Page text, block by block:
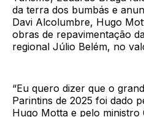
da terra dos bumbás e
Davi Alcolumbre, Hugo
obras de repavimentação
regional Júlio Belém, no
“Eu quero dizer que o
Parintins de 2025 foi dado
Hugo Motta e pelo ministro